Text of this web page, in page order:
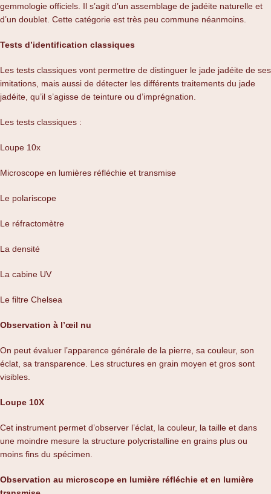
gemmologie officiels. Il s’agit d’un assemblage de jadéite naturelle et
d’un doublet. Cette catégorie est très peu commune néanmoins.
Tests d’identification classiques
Les tests classiques vont permettre de distinguer le jade jadéite de ses
imitations, mais aussi de détecter les différents traitements du jade
jadéite, qu’il s’agisse de teinture ou d’imprégnation.
Les tests classiques :
Loupe 10x
Microscope en lumières réfléchie et transmise
Le polariscope
Le réfractomètre
La densité
La cabine UV
Le filtre Chelsea
Observation à l’œil nu
On peut évaluer l’apparence générale de la pierre, sa couleur, son
éclat, sa transparence. Les structures en grain moyen et gros sont
visibles.
Loupe 10X
Cet instrument permet d’observer l’éclat, la couleur, la taille et dans
une moindre mesure la structure polycristalline en grains plus ou
moins fins du spécimen.
Observation au microscope en lumière réfléchie et en lumière